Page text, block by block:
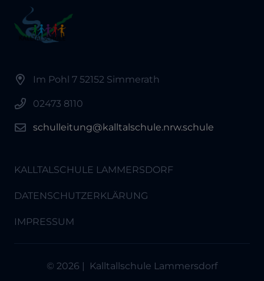
Im Pohl 7 52152 Simmerath
02473 8110
schulleitung@kalltalschule.nrw.schule
KALLTALSCHULE LAMMERSDORF
DATENSCHUTZERKLÄRUNG
IMPRESSUM
© 2026 | Kalltallschule Lammersdorf